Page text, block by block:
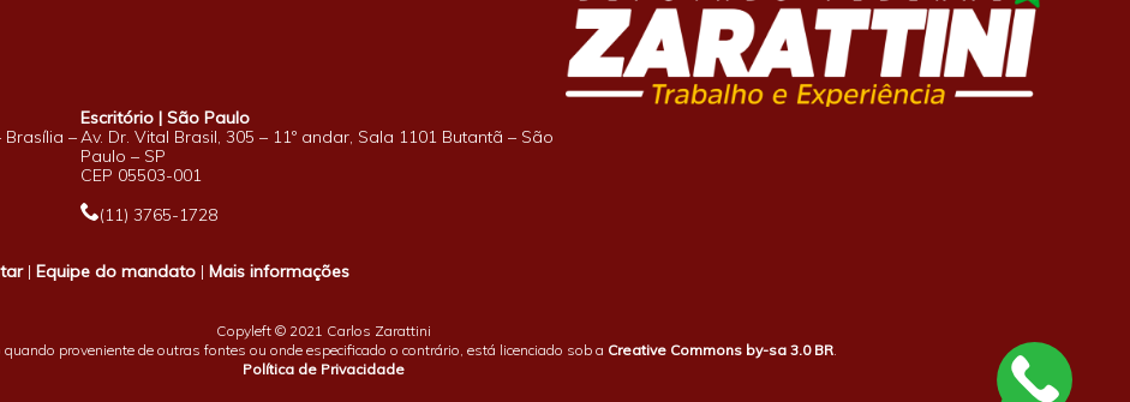
–
Escritório | São Paulo
Av. Dr. Vital Brasil, 305 – 11º andar, Sala 1101 Butantã – São
Paulo – SP
CEP 05503-001
(11) 3765-1728
|Equipe do mandato |Mais informações
Copyleft © 2021 Carlos Zarattini
quando proveniente de outras fontes ou onde especificado o contrário, está licenciado sob a Creative Commons by-sa 3.0 BR.
Política de Privacidade